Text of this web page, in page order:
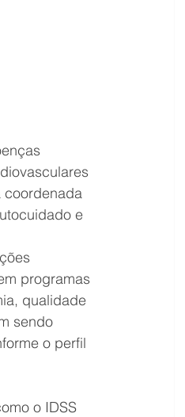
coordenada
e
programas
qualidade
sendo
o perfil
o IDSS